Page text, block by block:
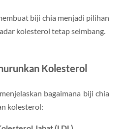
biji chia menjadi pilihan
kolesterol tetap seimbang.
Kolesterol
bagaimana biji chia
kolesterol: